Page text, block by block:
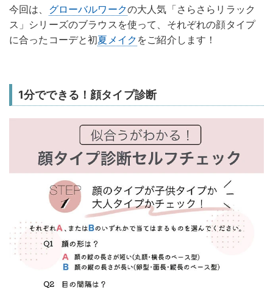
今回は、 グローバルワークの大人気「さらさらリラック
ス」シリーズのブラウスを使って、それぞれの顔タイプ
に合ったコーデと初夏メイク をご紹介します！
1分でできる！顔タイプ診断